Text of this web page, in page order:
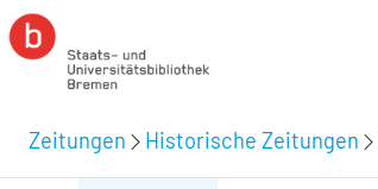
Zeitungen Historische Zeitungen